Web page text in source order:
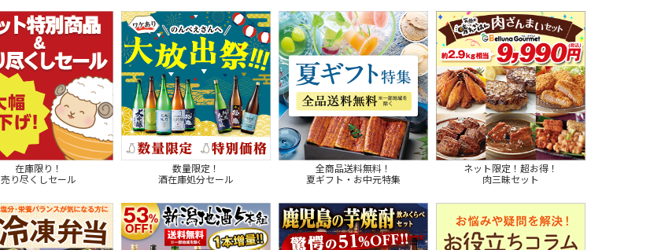
在庫限り！
売り尽くしセール
数量限定！
酒在庫処分セール
全商品送料無料！
夏ギフト・お中元特集
ネット限定！超お得！
肉三昧セット